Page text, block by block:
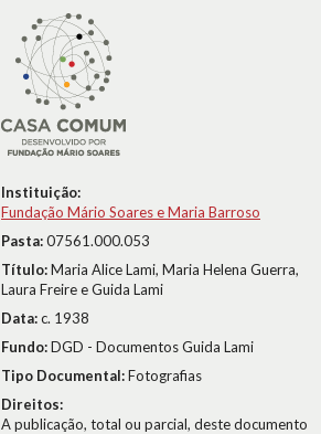
Instituição:
Fundação Mário Soares e Maria Barroso
Pasta:07561.000.053
Título:Maria Alice Lami, Maria Helena Guerra,
Laura Freire e Guida Lami
Data:c. 1938
Fundo:DGD - Documentos Guida Lami
Tipo Documental:Fotografias
Direitos:
A publicação, total ou parcial, deste documento